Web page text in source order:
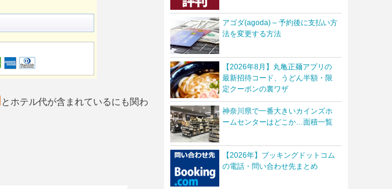
とホテル代が含まれているにも関わ
アゴダ(agoda) – 予約後に支払い方
法を変更する方法
【2026年8月】丸亀正麺アプリの
最新招待コード、うどん半額・限
定クーポンの裏ワザ
神奈川県で一番大きいカインズホ
ームセンターはどこか…面積一覧
【2026年】ブッキングドットコム
の電話・問い合わせ先まとめ